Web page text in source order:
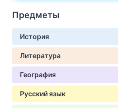
Предметы
История
Литература
География
Русский язык